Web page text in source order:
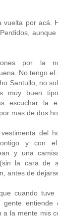
vuelta por acá.
por la
No tengo el
Santullo, no
muy buen
escuchar la
mas de dos
del
y con el
y una
(sin la cara de
antes de
cuando tuve
entiende
a la mente mis